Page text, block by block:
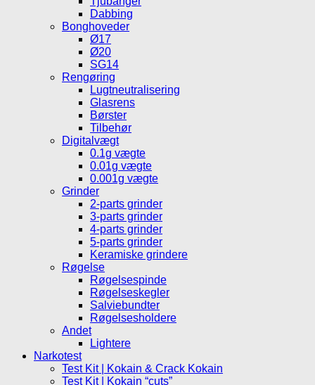
Dabbing
Bonghoveder
Ø17
Ø20
SG14
Rengøring
Lugtneutralisering
Glasrens
Børster
Tilbehør
Digitalvægt
0.1g vægte
0.01g vægte
0.001g vægte
Grinder
2-parts grinder
3-parts grinder
4-parts grinder
5-parts grinder
Keramiske grindere
Røgelse
Røgelsespinde
Røgelseskegler
Salviebundter
Røgelsesholdere
Andet
Lightere
Narkotest
Test Kit | Kokain & Crack Kokain
Test Kit | Kokain “cuts”